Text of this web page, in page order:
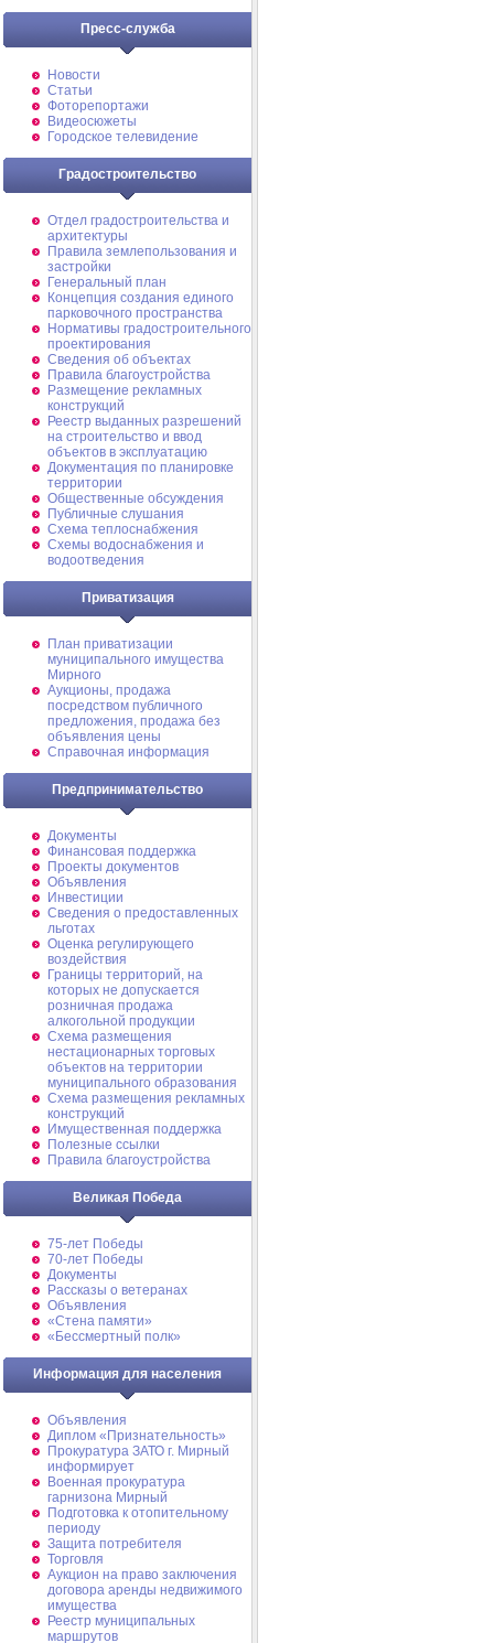
Пресс-служба
Новости
Статьи
Фоторепортажи
Видеосюжеты
Городское телевидение
Градостроительство
Отдел градостроительства и
архитектуры
Правила землепользования и
застройки
Генеральный план
Концепция создания единого
парковочного пространства
Нормативы градостроительного
проектирования
Сведения об объектах
Правила благоустройства
Размещение рекламных
конструкций
Реестр выданных разрешений
на строительство и ввод
объектов в эксплуатацию
Документация по планировке
территории
Общественные обсуждения
Публичные слушания
Схема теплоснабжения
Схемы водоснабжения и
водоотведения
Приватизация
План приватизации
муниципального имущества
Мирного
Аукционы, продажа
посредством публичного
предложения, продажа без
объявления цены
Справочная информация
Предпринимательство
Документы
Финансовая поддержка
Проекты документов
Объявления
Инвестиции
Сведения о предоставленных
льготах
Оценка регулирующего
воздействия
Границы территорий, на
которых не допускается
розничная продажа
алкогольной продукции
Схема размещения
нестационарных торговых
объектов на территории
муниципального образования
Схема размещения рекламных
конструкций
Имущественная поддержка
Полезные ссылки
Правила благоустройства
Великая Победа
75-лет Победы
70-лет Победы
Документы
Рассказы о ветеранах
Объявления
«Стена памяти»
«Бессмертный полк»
Информация для населения
Объявления
Диплом «Признательность»
Прокуратура ЗАТО г. Мирный
информирует
Военная прокуратура
гарнизона Мирный
Подготовка к отопительному
периоду
Защита потребителя
Торговля
Аукцион на право заключения
договора аренды недвижимого
имущества
Реестр муниципальных
маршрутов